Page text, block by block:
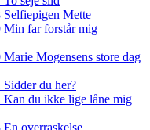
Mette
Min far forstår mig
Mogensens store dag
du her?
Kan du ikke lige låne mig
overraskelse